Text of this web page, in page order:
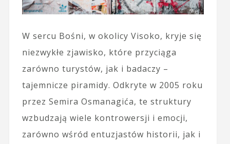
W sercu Bośni, w okolicy Visoko, kryje się
niezwykłe zjawisko, które przyciąga
zarówno turystów, jak i badaczy –
tajemnicze piramidy. Odkryte w 2005 roku
przez Semira Osmanagića, te struktury
wzbudzają wiele kontrowersji i emocji,
zarówno wśród entuzjastów historii, jak i